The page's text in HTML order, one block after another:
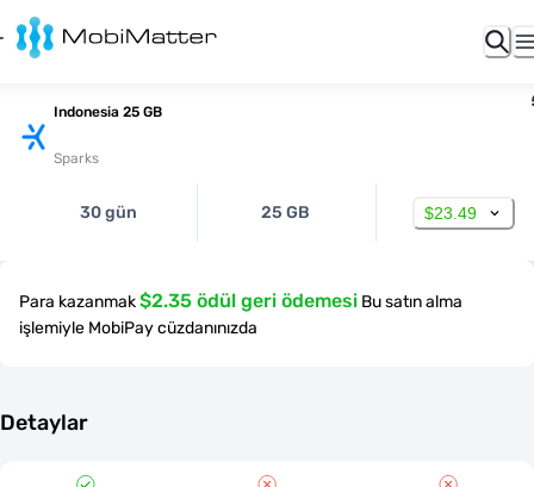
Indonesia 25 GB
Sparks
30 gün 25 GB $23.49
Para kazanmak$2.35 ödül geri ödemesi Bu satın alma
işlemiyle MobiPay cüzdanınızda
Detaylar